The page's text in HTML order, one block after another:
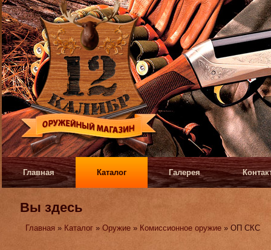
Главная Каталог Галерея
Вы здесь
Главная » Каталог »Оружие » Комиссионное оружие » ОП СКС